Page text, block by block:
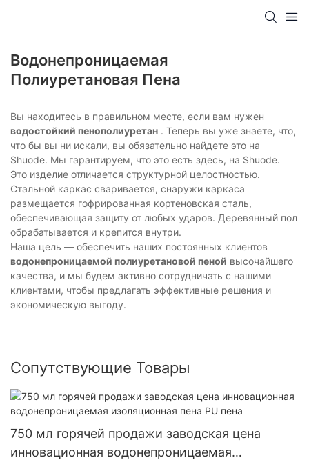
Водонепроницаемая
Полиуретановая Пена
Вы находитесь в правильном месте, если вам нужен
водостойкий пенополиуретан . Теперь вы уже знаете, что,
что бы вы ни искали, вы обязательно найдете это на
Shuode. Мы гарантируем, что это есть здесь, на Shuode.
Это изделие отличается структурной целостностью.
Стальной каркас сваривается, снаружи каркаса
размещается гофрированная кортеновская сталь,
обеспечивающая защиту от любых ударов. Деревянный пол
обрабатывается и крепится внутри.
Наша цель — обеспечить наших постоянных клиентов
водонепроницаемой полиуретановой пеной высочайшего
качества, и мы будем активно сотрудничать с нашими
клиентами, чтобы предлагать эффективные решения и
экономическую выгоду.
Сопутствующие Товары
750 мл горячей продажи заводская цена
инновационная водонепроницаемая